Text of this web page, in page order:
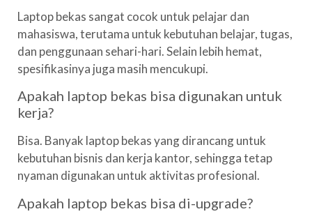
Laptop bekas sangat cocok untuk pelajar dan
mahasiswa, terutama untuk kebutuhan belajar, tugas,
dan penggunaan sehari-hari. Selain lebih hemat,
spesifikasinya juga masih mencukupi.
Apakah laptop bekas bisa digunakan untuk
kerja?
Bisa. Banyak laptop bekas yang dirancang untuk
kebutuhan bisnis dan kerja kantor, sehingga tetap
nyaman digunakan untuk aktivitas profesional.
Apakah laptop bekas bisa di-upgrade?